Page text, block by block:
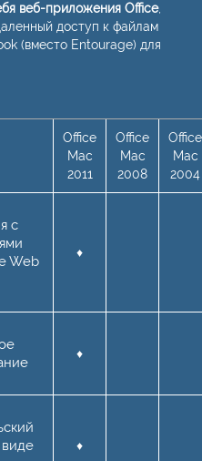
веб-приложения Office,
доступ к файлам
(вместо Entourage) для
Office
Mac
2011
Office
Mac
2008
Office
Mac
2004
с
Web
♦
♦
♦